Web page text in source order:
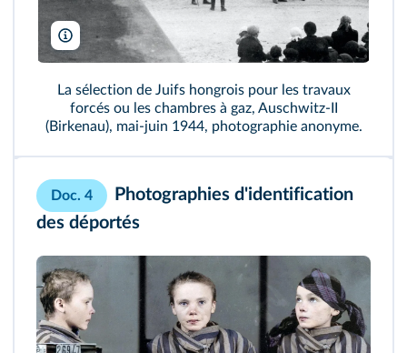
Hohum/Wikimedia
La sélection de Juifs hongrois pour les travaux
forcés ou les chambres à gaz, Auschwitz‑II
(Birkenau), mai‑juin 1944, photographie anonyme.
Doc. 4
Photographies d'identification
des déportés